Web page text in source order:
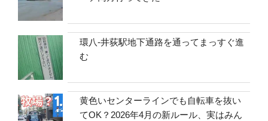
環八-井荻駅地下通路を通ってまっすぐ進
む
黄色いセンターラインでも自転車を抜い
てOK？2026年4月の新ルール、実はみん